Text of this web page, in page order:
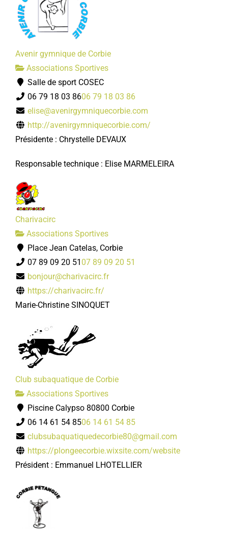
Avenir gymnique de Corbie
Associations Sportives
Salle de sport COSEC
06 79 18 03 8606 79 18 03 86
elise@avenirgymniquecorbie.com
http://avenirgymniquecorbie.com/
Présidente : Chrystelle DEVAUX
Responsable technique : Elise MARMELEIRA
Charivacirc
Associations Sportives
Place Jean Catelas, Corbie
07 89 09 20 51 07 89 09 20 51
bonjour@charivacirc.fr
https://charivacirc.fr/
Marie-Christine SINOQUET
Club subaquatique de Corbie
Associations Sportives
Piscine Calypso 80800 Corbie
06 14 61 54 8506 14 61 54 85
clubsubaquatiquedecorbie80@gmail.com
https://plongeecorbie.wixsite.com/website
Président : Emmanuel LHOTELLIER